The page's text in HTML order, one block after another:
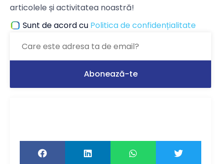
articolele și activitatea noastră!
Sunt de acord cu Politica de confidențialitate